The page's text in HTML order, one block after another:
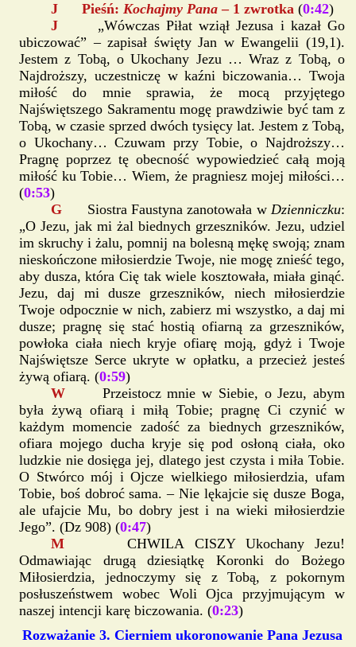
J Pieśń: Kochajmy Pana– 1 zwrotka (0:42)
J „Wówczas Piłat wziął Jezusa i kazał Go
ubiczować” – zapisał święty Jan w Ewangelii (19,1).
Jestem z Tobą, o Ukochany Jezu … Wraz z Tobą, o
Najdroższy, uczestniczę w kaźni biczowania… Twoja
miłość do mnie sprawia, że mocą przyjętego
Najświętszego Sakramentu mogę prawdziwie być tam z
Tobą, w czasie sprzed dwóch tysięcy lat. Jestem z Tobą,
o Ukochany… Czuwam przy Tobie, o Najdroższy…
Pragnę poprzez tę obecność wypowiedzieć całą moją
miłość ku Tobie… Wiem, że pragniesz mojej miłości…
(0:53)
G Siostra Faustyna zanotowała wDzienniczku:
„O Jezu, jak mi żal biednych grzeszników. Jezu, udziel
im skruchy i żalu, pomnij na bolesną mękę swoją; znam
nieskończone miłosierdzie Twoje, nie mogę znieść tego,
aby dusza, która Cię tak wiele kosztowała, miała ginąć.
Jezu, daj mi dusze grzeszników, niech miłosierdzie
Twoje odpocznie w nich, zabierz mi wszystko, a daj mi
dusze; pragnę się stać hostią ofiarną za grzeszników,
powłoka ciała niech kryje ofiarę moją, gdyż i Twoje
Najświętsze Serce ukryte w opłatku, a przecież jesteś
żywą ofiarą. (0:59)
W Przeistocz mnie w Siebie, o Jezu, abym
była żywą ofiarą i miłą Tobie; pragnę Ci czynić w
każdym momencie zadość za biednych grzeszników,
ofiara mojego ducha kryje się pod osłoną ciała, oko
ludzkie nie dosięga jej, dlatego jest czysta i miła Tobie.
O Stwórco mój i Ojcze wielkiego miłosierdzia, ufam
Tobie, boś dobroć sama. – Nie lękajcie się dusze Boga,
ale ufajcie Mu, bo dobry jest i na wieki miłosierdzie
Jego”. (Dz 908) (0:47)
MCHWILA CISZY Ukochany Jezu!
Odmawiając drugą dziesiątkę Koronki do Bożego
Miłosierdzia, jednoczymy się z Tobą, z pokornym
posłuszeństwem wobec Woli Ojca przyjmującym w
naszej intencji karę biczowania. (0:23)
Rozważanie 3. Cierniem ukoronowanie Pana Jezusa